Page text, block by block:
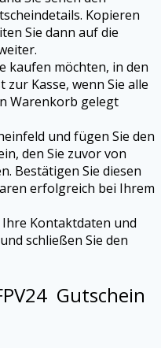
Kopieren
Sie dann auf die
kaufen möchten, in den
zur Kasse, wenn Sie alle
Warenkorb gelegt
und fügen Sie den
den Sie zuvor von
Bestätigen Sie diesen
erfolgreich bei Ihrem
Ihre Kontaktdaten und
schließen Sie den
Gutschein